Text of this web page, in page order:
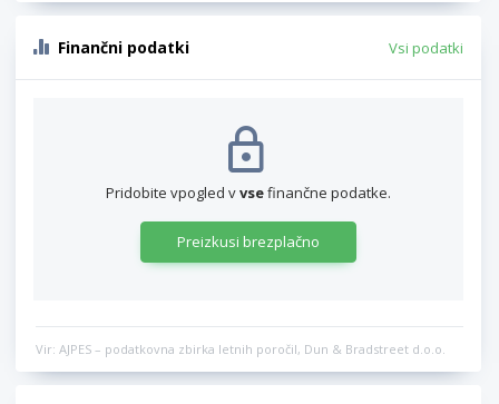
Finančni podatki Vsi podatki
Pridobite vpogled vvsefinančne podatke.
Preizkusi brezplačno
Vir: AJPES – podatkovna zbirka letnih poročil, Dun & Bradstreet d.o.o.